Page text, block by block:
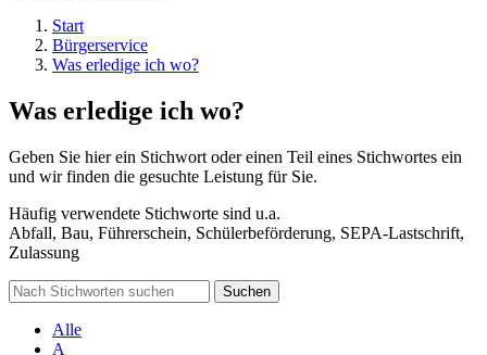
Start
Bürgerservice
Was erledige ich wo?
Was erledige ich wo?
Geben Sie hier ein Stichwort oder einen Teil eines Stichwortes ein
und wir finden die gesuchte Leistung für Sie.
Häufig verwendete Stichworte sind u.a.
Abfall, Bau, Führerschein, Schülerbeförderung, SEPA-Lastschrift,
Zulassung
Suchen
Alle
A